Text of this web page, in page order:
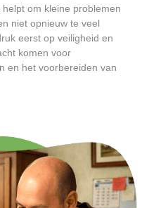
om kleine problemen
niet opnieuw te veel
eerst op veiligheid en
komen voor
en het voorbereiden van